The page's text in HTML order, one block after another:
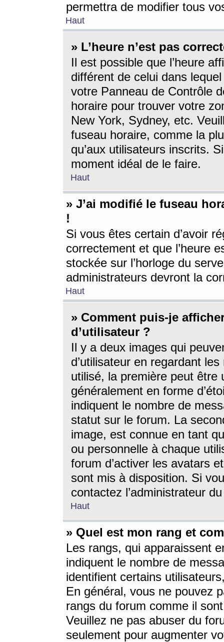
permettra de modifier tous
Haut
» L’heure n’est pas
Il est possible que l’heure
différent de celui dans
votre Panneau de Contrôle
horaire pour trouver votre
New York, Sydney, etc.
fuseau horaire, comme la
qu’aux utilisateurs inscrits.
moment idéal de le faire.
Haut
» J’ai modifié le fuseau
!
Si vous êtes certain d’avoir
correctement et que l’heure
stockée sur l’horloge du
administrateurs devront la
Haut
» Comment puis-je
d’utilisateur ?
Il y a deux images qui
d’utilisateur en regardant
utilisé, la première peut être
généralement en forme
indiquent le nombre de
statut sur le forum. La
image, est connue en tant
ou personnelle à chaque
forum d’activer les avatars
sont mis à disposition. Si
contactez l’administrateur
Haut
» Quel est mon rang et
Les rangs, qui apparaissent
indiquent le nombre de
identifient certains
En général, vous ne pouvez
rangs du forum comme il
Veuillez ne pas abuser du
seulement pour augmenter